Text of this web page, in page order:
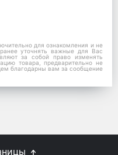
для ознакомления и не
уточнять важные для Вас
за собой право изменять
товара, предварительно не
благодарны вам за сообщение